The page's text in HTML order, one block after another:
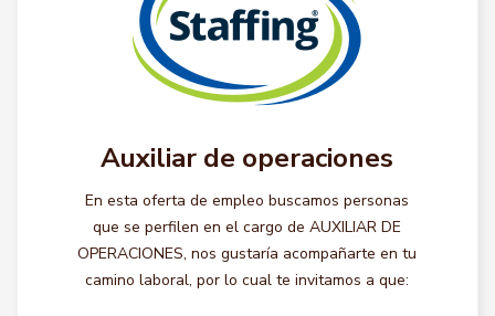
Auxiliar de operaciones
En esta oferta de empleo buscamos personas
que se perfilen en el cargo de AUXILIAR DE
OPERACIONES, nos gustaría acompañarte en tu
camino laboral, por lo cual te invitamos a que: